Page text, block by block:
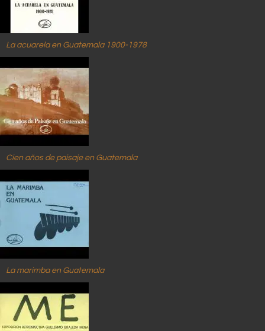
La acuarela en Guatemala 1900-1978
Cien años de paisaje en Guatemala
La marimba en Guatemala